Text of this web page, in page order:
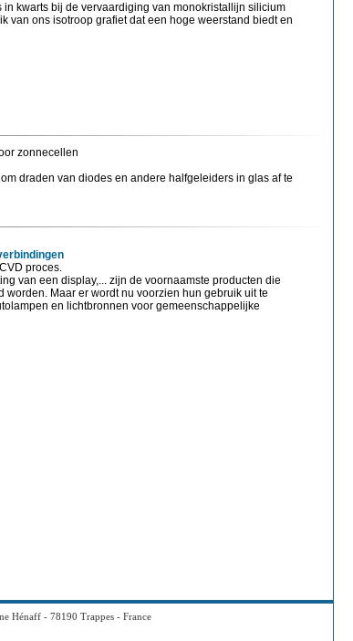
proces.
van een display,... zijn de voornaamste producten die
worden. Maar er wordt nu voorzien hun gebruik uit te
en lichtbronnen voor gemeenschappelijke
in kwarts bij de vervaardiging van monokristallijn silicium
van ons isotroop grafiet dat een hoge weerstand biedt en
zonnecellen
draden van diodes en andere halfgeleiders in glas af te
Hénaff - 78190 Trappes - France